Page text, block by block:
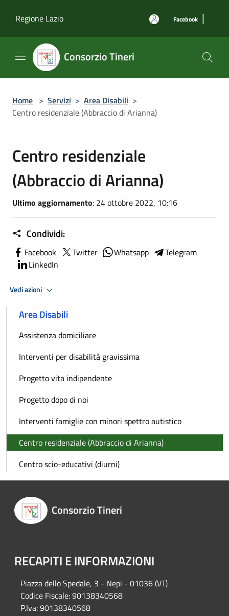
Regione Lazio
Facebook |
Consorzio Tineri
Home > Servizi > Area Disabili >
Centro residenziale (Abbraccio di Arianna)
Centro residenziale
(Abbraccio di Arianna)
Ultimo aggiornamento: 24 ottobre 2022, 10:16
Condividi:
Facebook Twitter Whatsapp
Telegram
LinkedIn
Vedi azioni
Area Disabili
Assistenza domiciliare
Interventi per disabilità gravissima
Progetto vita indipendente
Progetto dopo di noi
Interventi famiglie con minori spettro autistico
Centro residenziale (Abbraccio di Arianna)
Centro scio-educativi (diurni)
Consorzio Tineri
RECAPITI E INFORMAZIONI
Piazza dello Spedale, 3 - Nepi - 01036 (VT)
Codice Fiscale: 90138340568
P.Iva: 90138340568